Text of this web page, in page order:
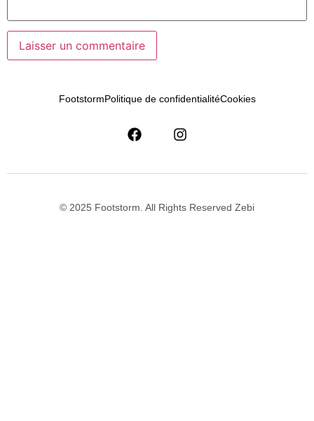
FootstormPolitique de confidentialitéCookies
© 2025 Footstorm. All Rights Reserved Zebi